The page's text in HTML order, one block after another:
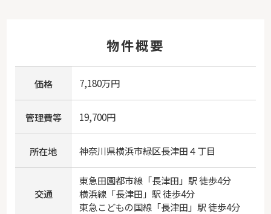
物件概要
価格 7,180万円
管理費等 19,700円
所在地 神奈川県横浜市緑区長津田４丁目
交通
東急田園都市線「長津田 」駅 徒歩4分
横浜線「長津田 」駅 徒歩4分
東急こどもの国線「長津田 」駅 徒歩4分